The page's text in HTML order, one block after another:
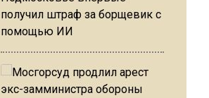
получил штраф за борщевик с
помощью ИИ